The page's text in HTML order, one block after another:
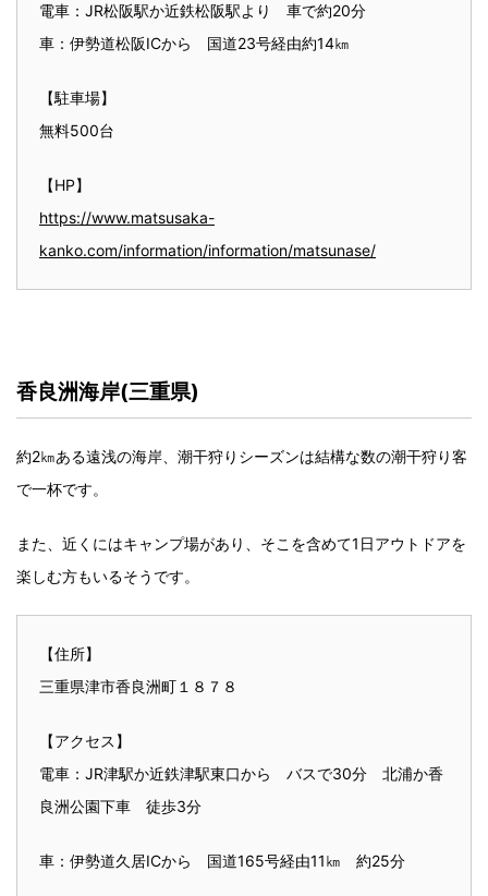
電車：JR松阪駅か近鉄松阪駅より 車で約20分
車：伊勢道松阪ICから 国道23号経由約14㎞
【駐車場】
無料500台
【HP】
https://www.matsusaka-
kanko.com/information/information/matsunase/
香良洲海岸(三重県)
約2㎞ある遠浅の海岸、潮干狩りシーズンは結構な数の潮干狩り客
で一杯です。
また、近くにはキャンプ場があり、そこを含めて1日アウトドアを
楽しむ方もいるそうです。
【住所】
三重県津市香良洲町１８７８
【アクセス】
電車：JR津駅か近鉄津駅東口から バスで30分 北浦か香
良洲公園下車 徒歩3分
車：伊勢道久居ICから 国道165号経由11㎞ 約25分